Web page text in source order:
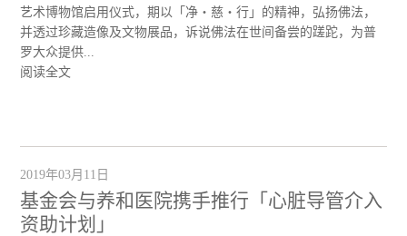
艺术博物馆启用仪式，期以「净‧慈‧行」的精神，弘扬佛法，
并透过珍藏造像及文物展品，诉说佛法在世间备尝的蹉跎，为普
罗大众提供...
阅读全文
2019年03月11日
基金会与养和医院携手推行「心脏导管介入
资助计划」